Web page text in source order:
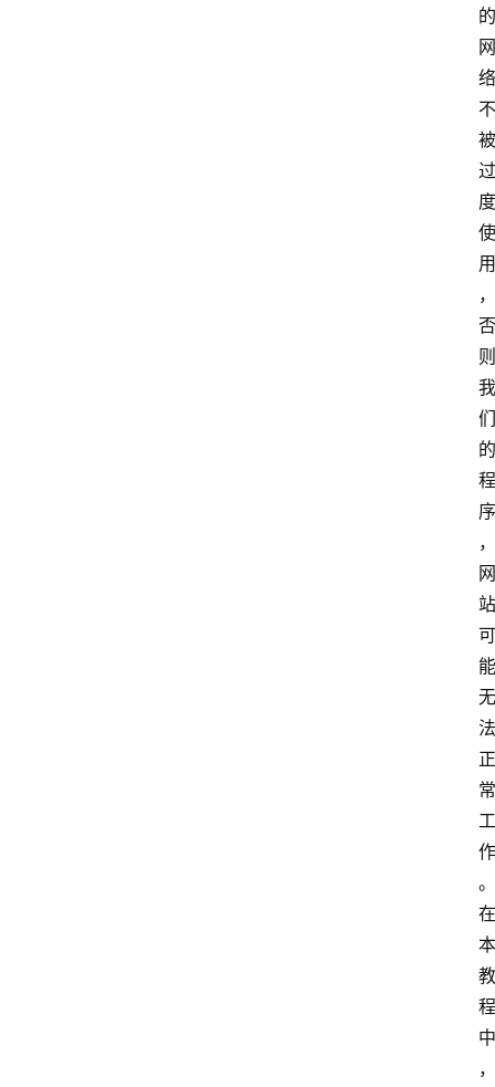
的
网
络
不
被
过
度
使
用
，
否
则
我
们
的
程
序
，
网
站
可
能
无
法
正
常
工
作
。
在
本
教
程
中
，